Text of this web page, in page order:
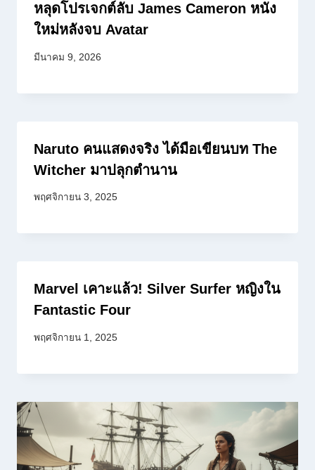
หลุดโปรเจกต์ลับ James Cameron หนัง
ใหม่หลังจบ Avatar
มีนาคม 9, 2026
Naruto คนแสดงจริง ได้มือเขียนบท The
Witcher มาปลุกตำนาน
พฤศจิกายน 3, 2025
Marvel เคาะแล้ว! Silver Surfer หญิงใน
Fantastic Four
พฤศจิกายน 1, 2025